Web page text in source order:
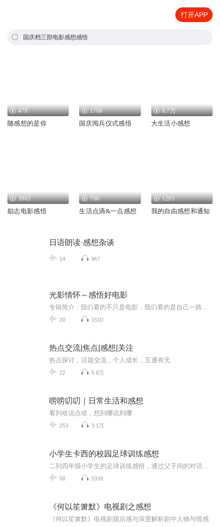
打开APP
国庆档三部电影感想感悟
479
随感想的是你
1708
国庆阅兵仪式感悟
8.7万
大生活小感想
3963
励志电影感悟
766
生活点滴&一点感想
1293
我的自由感想和通知
日语朗读·感想杂谈
14 967
光影情怀～感悟好电影
20 1510
热点交流|焦点|感想|关注
热点探讨，话题交流，个人成长，互通有无
22 5.8万
唠唠叨叨｜日常生活和感想
看到啥说点啥，想到哪说到哪
253 3.1万
小学生卡西的校园足球训练感想
58 5339
《何以笙箫默》电视剧之感想
《何以笙箫默》电视剧观后感与深度解析剧中人物与情感